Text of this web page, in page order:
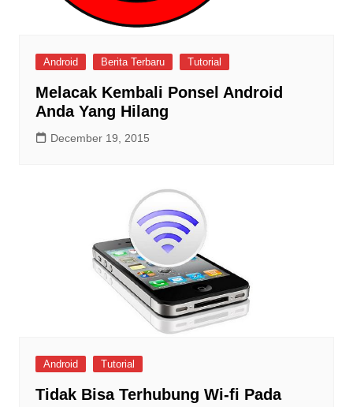
Android Berita Terbaru Tutorial
Melacak Kembali Ponsel Android
Anda Yang Hilang
December 19, 2015
Android Tutorial
Tidak Bisa Terhubung Wi-fi Pada